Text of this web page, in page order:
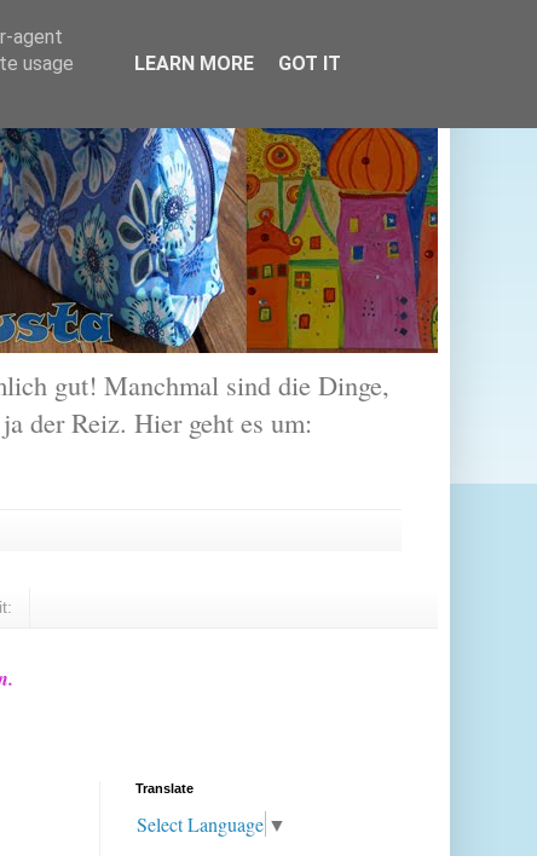
gut! Manchmal sind die Dinge,
der Reiz. Hier geht es um:
Translate
Select Language ▼
agent
usage
LEARN MORE GOT IT